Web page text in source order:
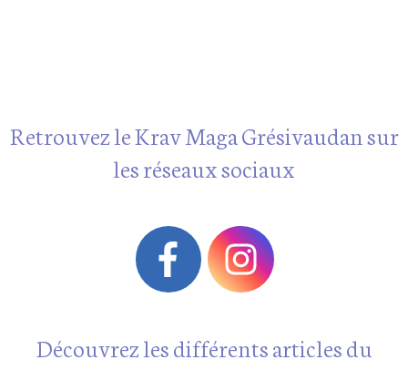
Retrouvez le Krav Maga Grésivaudan sur
les réseaux sociaux
Découvrez les différents articles du